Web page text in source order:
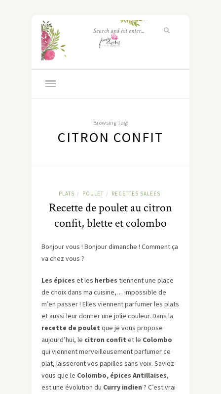
Browsing Tag:
CITRON CONFIT
PLATS / POULET / RECETTES SALEES
Recette de poulet au citron
confit, blette et colombo
Bonjour vous ! Bonjour dimanche ! Comment ça
va chez vous ?
Les épices et les herbes tiennent une place
de choix dans ma cuisine,… impossible de
m’en passer ! Elles viennent parfumer les plats
et aussi leur donner une jolie couleur. Dans la
recette de poulet que je vous propose
aujourd’hui, le citron confit et le Colombo
qui viennent merveilleusement parfumer ce
plat, laisseront vos papilles sans voix. Saviez-
vous que le Colombo, épices Antillaises,
est une évolution du Curry indien ? C’est vrai